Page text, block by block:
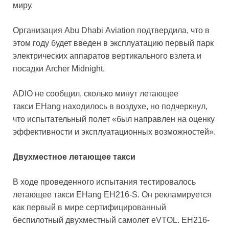
миру.
Организация Abu Dhabi Aviation подтвердила, что в
этом году будет введен в эксплуатацию первый парк
электрических аппаратов вертикального взлета и
посадки Archer Midnight.
ADIO не сообщил, сколько минут летающее
такси EHang находилось в воздухе, но подчеркнул,
что испытательный полет «был направлен на оценку
эффективности и эксплуатационных возможностей».
Двухместное летающее такси
В ходе проведенного испытания тестировалось
летающее такси EHang EH216-S. Он рекламируется
как первый в мире сертифицированный
беспилотный двухместный самолет eVTOL. EH216-